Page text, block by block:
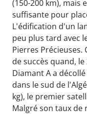
(150-200 km), mais
suffisante pour
L'édification d'un
peu plus tard avec
Pierres
de succès quand,
Diamant A a
dans le sud de
kg), le premier
Malgré son taux de